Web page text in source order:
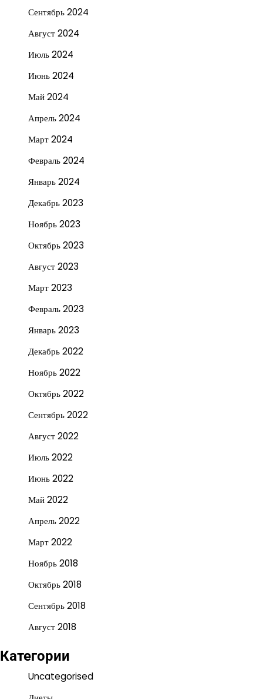
Сентябрь 2024
Август 2024
Июль 2024
Июнь 2024
Май 2024
Апрель 2024
Март 2024
Февраль 2024
Январь 2024
Декабрь 2023
Ноябрь 2023
Октябрь 2023
Август 2023
Март 2023
Февраль 2023
Январь 2023
Декабрь 2022
Ноябрь 2022
Октябрь 2022
Сентябрь 2022
Август 2022
Июль 2022
Июнь 2022
Май 2022
Апрель 2022
Март 2022
Ноябрь 2018
Октябрь 2018
Сентябрь 2018
Август 2018
Категории
Uncategorised